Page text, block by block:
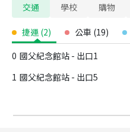
交通 學校 購物
捷運 (2) 公車 (19)
0 國父紀念館站 - 出口1
1 國父紀念館站 - 出口5